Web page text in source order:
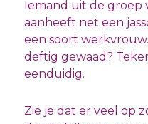
Iemand uit de groep
aanheeft net een
een soort
deftig gewaad?
eenduidig.
Zie je dat er veel op